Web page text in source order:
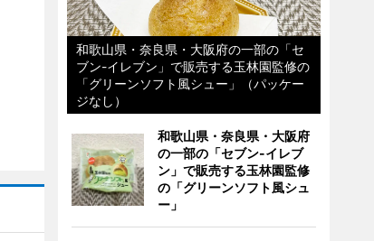
和歌山県・奈良県・大阪府の一部の「セ
ブン-イレブン」で販売する玉林園監修の
「グリーンソフト風シュー」（パッケー
ジなし）
和歌山県・奈良県・大阪府
の一部の「セブン-イレブ
ン」で販売する玉林園監修
の「グリーンソフト風シュ
ー」